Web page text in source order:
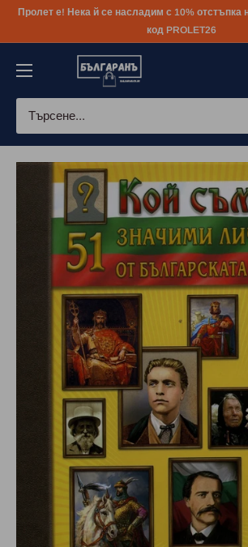
КъмПролет е! Нека й се насладим с 10% отстъпка
код PROLET26